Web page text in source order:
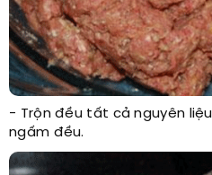
- Trộn đều tất cả nguyên
ngấm đều.